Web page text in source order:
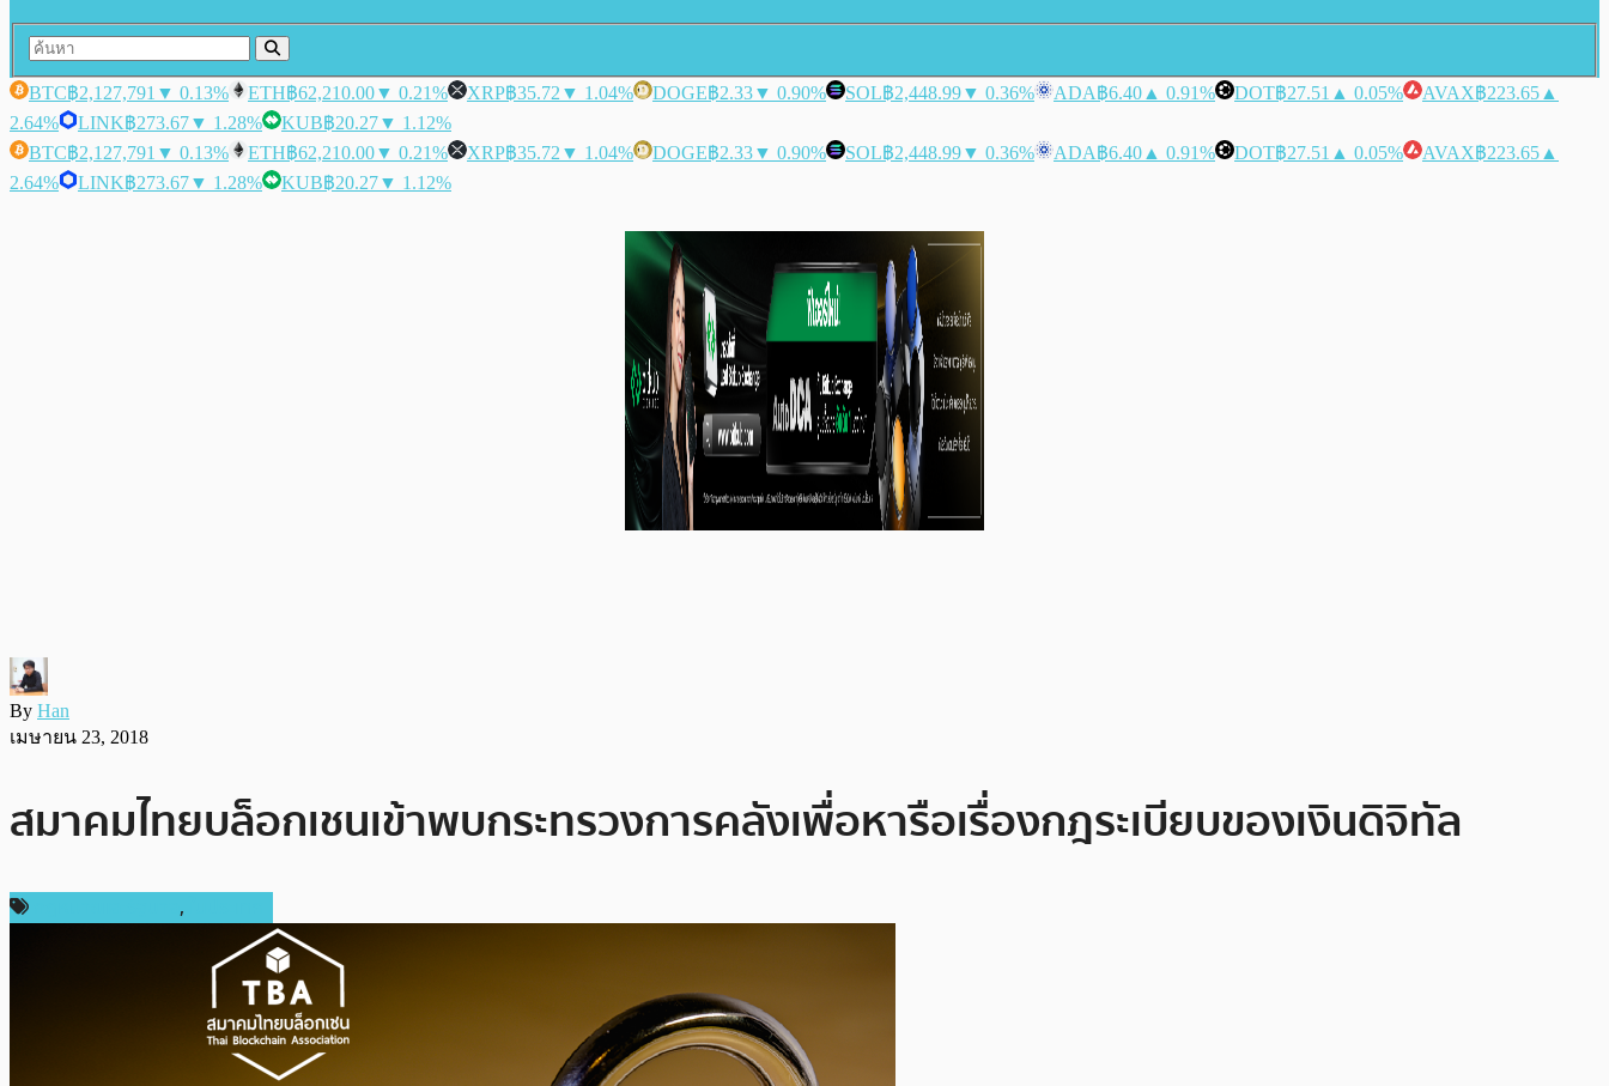
BTC฿2,127,791 ▼ 0.13% ETH฿62,210.00▼ 0.21% XRP฿35.72 ▼ 1.04% DOGE฿2.33▼ 0.90% SOL฿2,448.99▼ 0.36% ADA฿6.40 ▲ 0.91% DOT฿27.51 ▲ 0.05% AVAX฿223.65 ▲
2.64%
LINK฿273.67▼ 1.28% KUB฿20.27▼ 1.12%
BTC฿2,127,791 ▼ 0.13% ETH฿62,210.00▼ 0.21% XRP฿35.72 ▼ 1.04% DOGE฿2.33▼ 0.90% SOL฿2,448.99▼ 0.36% ADA฿6.40 ▲ 0.91% DOT฿27.51 ▲ 0.05% AVAX฿223.65 ▲
2.64%
LINK฿273.67▼ 1.28% KUB฿20.27▼ 1.12%
By Han
เมษายน 23, 2018
สมาคมไทยบล็อกเชนเข้าพบกระทรวงการคลังเพื่อหารือเรื่องกฎระเบียบของเงินดิจิทัล
,